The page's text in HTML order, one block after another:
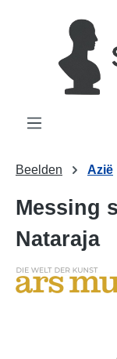
Beelden Azië
Messing
Nataraja